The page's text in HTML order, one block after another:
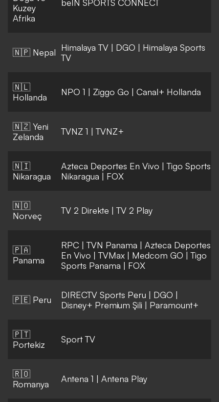
Kuzey
Afrika
beIN SPORTS CONNECT
🇳🇵 Nepal Himalaya TV | DGO | Himalaya Sports
TV
🇳🇱
Hollanda
NPO 1 | Ziggo Go | Canal+ Hollanda
🇳🇿 Yeni
Zelanda
TVNZ 1 |TVNZ+
🇳🇮
Nikaragua
Azteca Deportes En Vivo |Tigo Sports
Nikaragua | FOX
🇳🇴
Norveç
TV 2 Direkte |TV 2 Play
🇵🇦
Panama
RPC |TVN Panama | Azteca Deportes
En Vivo |TVMax | Medcom GO |Tigo
Sports Panama | FOX
🇵🇪 Peru DIRECTV Sports Peru | DGO |
Disney+ Premium Şili | Paramount+
🇵🇹
Portekiz
Sport TV
🇷🇴
Romanya
Antena 1 | Antena Play